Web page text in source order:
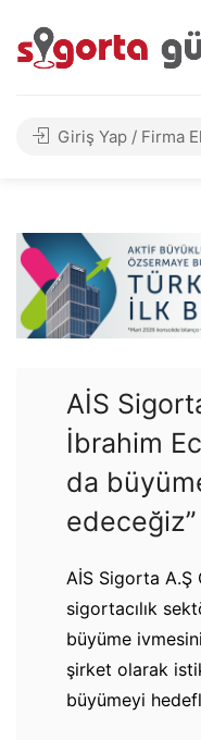
Giriş Yap / Firma
AİS
İbrahim
da
edeceğiz”
AİS Sigorta A.Ş
sigortacılık
büyüme
şirket olarak
büyümeyi